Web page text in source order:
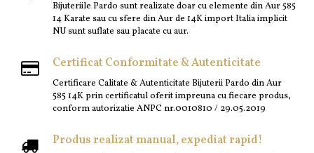
Bijuteriile Pardo sunt realizate doar cu elemente din Aur 585
14 Karate sau cu sfere din Aur de 14K import Italia implicit
NU sunt suflate sau placate cu aur.
Certificat Conformitate & Autenticitate
Certificare Calitate & Autenticitate Bijuterii Pardo din Aur
585 14K prin certificatul oferit impreuna cu fiecare produs,
conform autorizatie ANPC nr.0010810 / 29.05.2019
Produs realizat manual, expediat rapid!